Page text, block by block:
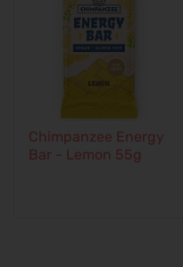
Chimpanzee Energy
Bar - Lemon 55g